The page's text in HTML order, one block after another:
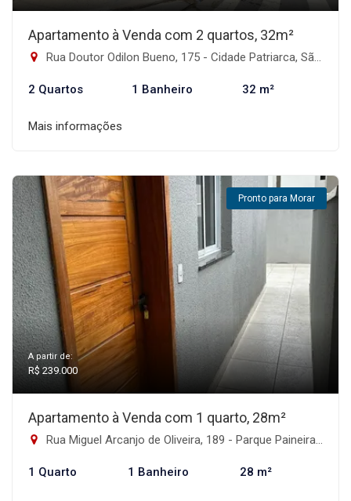
Apartamento à Venda com 2 quartos, 32m²
Rua Doutor Odilon Bueno, 175 - Cidade Patriarca, São Paulo-SP
2 Quartos 1 Banheiro 32 m²
Mais informações
Pronto para Morar
A partir de:
R$ 239.000
Apartamento à Venda com 1 quarto, 28m²
Rua Miguel Arcanjo de Oliveira, 189 - Parque Paineiras, São Paulo-SP
1 Quarto 1 Banheiro 28 m²